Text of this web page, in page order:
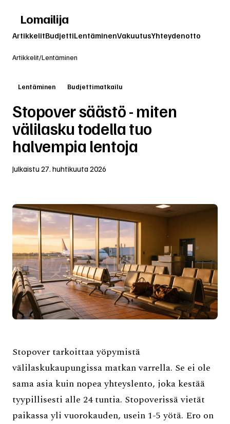
Lomailija
ArtikkelitBudjettiLentäminenVakuutusYhteydenotto
Artikkelit/Lentäminen
Lentäminen Budjettimatkailu
Stopover säästö - miten
välilasku todella tuo
halvempia lentoja
Julkaistu 27. huhtikuuta 2026
Stopover tarkoittaa yöpymistä
välilaskukaupungissa matkan varrella. Se ei ole
sama asia kuin nopea yhteyslento, joka kestää
tyypillisesti alle 24 tuntia. Stopoverissä vietät
paikassa yli vuorokauden, usein 1-5 yötä. Ero on